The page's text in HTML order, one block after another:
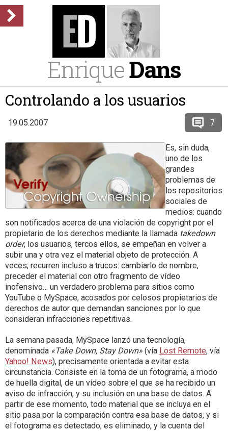
EnriqueDans
Controlando a los usuarios
19.05.2007 7
Es, sin duda,
uno de los
grandes
problemas de
los repositorios
sociales de
medios: cuando
son notificados acerca de una violación de copyright por el
propietario de los derechos mediante la llamada takedown
order, los usuarios, tercos ellos, se empeñan en volver a
subir una y otra vez el material objeto de protección. A
veces, recurren incluso a trucos: cambiarlo de nombre,
preceder el material con otro fragmento de vídeo
inofensivo… un verdadero problema para sitios como
YouTube o MySpace, acosados por celosos propietarios de
derechos de autor que demandan sanciones por lo que
consideran infracciones repetitivas.
La semana pasada, MySpace lanzó una tecnología,
denominada «Take Down, Stay Down» (vía Lost Remote, vía
Yahoo! News), precisamente orientada a evitar esta
circunstancia. Consiste en la toma de un fotograma, a modo
de huella digital, de un vídeo sobre el que se ha recibido un
aviso de infracción, y su inclusión en una base de datos. A
partir de ese momento, todo material que se incluya en el
sitio pasa por la comparación contra esa base de datos, y si
el fotograma es detectado, es eliminado, y la cuenta del